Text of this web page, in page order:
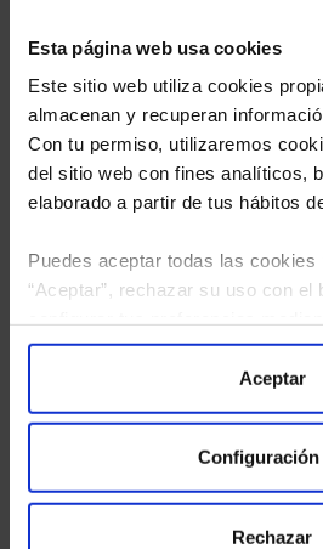
Esta página web usa cookies
Este sitio web utiliza cookies
almacenan y recuperan
Con tu permiso, utilizaremos
del sitio web con fines analíticos,
elaborado a partir de tus hábitos
Puedes aceptar todas las cookies
“Aceptar”, rechazar su uso con el
“Configuración”. Consulta nuestra
para más información.
Aceptar
Configuración
Rechazar